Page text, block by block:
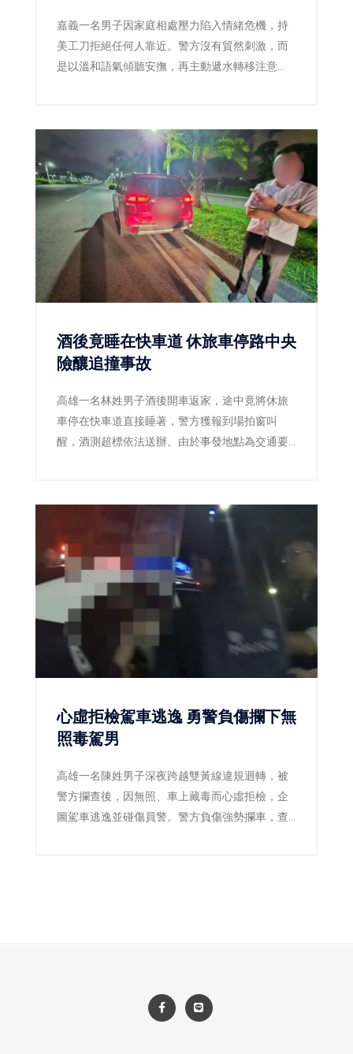
嘉義一名男子因家庭相處壓力陷入情緒危機，持
美工刀拒絕任何人靠近。警方沒有貿然刺激，而
是以溫和語氣傾聽安撫，再主動遞水轉移注意
酒後竟睡在快車道 休旅車停路中央
險釀追撞事故
高雄一名林姓男子酒後開車返家，途中竟將休旅
車停在快車道直接睡著，警方獲報到場拍窗叫
醒，酒測超標依法送辦。由於事發地點為交通要
心虛拒檢駕車逃逸 勇警負傷攔下無
照毒駕男
高雄一名陳姓男子深夜跨越雙黃線違規迴轉，被
警方攔查後，因無照、車上藏毒而心虛拒檢，企
圖駕車逃逸並碰傷員警。警方負傷強勢攔車，查